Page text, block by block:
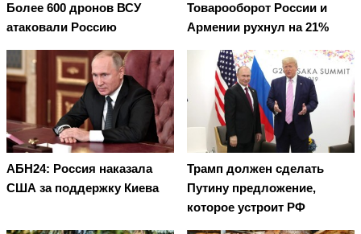
Более 600 дронов ВСУ
атаковали Россию
Товарооборот России и
Армении рухнул на 21%
АБН24: Россия наказала
США за поддержку Киева
Трамп должен сделать
Путину предложение,
которое устроит РФ